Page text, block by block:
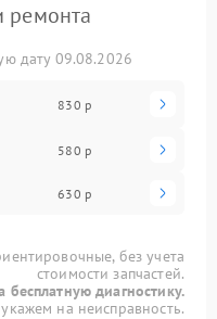
ремонта
дату 09.08.2026
830 р
580 р
630 р
без учета
стоимости запчастей.
бесплатную диагностику.
на неисправность.